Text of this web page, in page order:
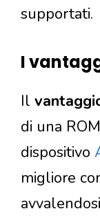
supportati.
I
Il
di una
dispositivo
migliore